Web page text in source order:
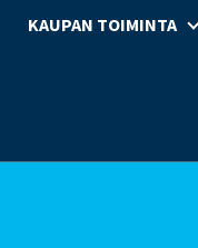
KAUPAN TOIMINTA